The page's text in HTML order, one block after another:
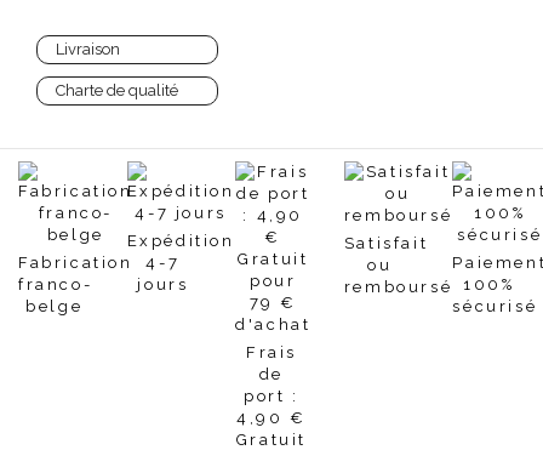
Livraison
Charte de qualité
Fabrication
franco-
belge
Expédition
4-7
jours
Frais
de
port :
4,90 €
Gratuit
Satisfait
ou
remboursé
100%
sécurisé